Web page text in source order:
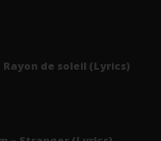
de soleil (Lyrics)